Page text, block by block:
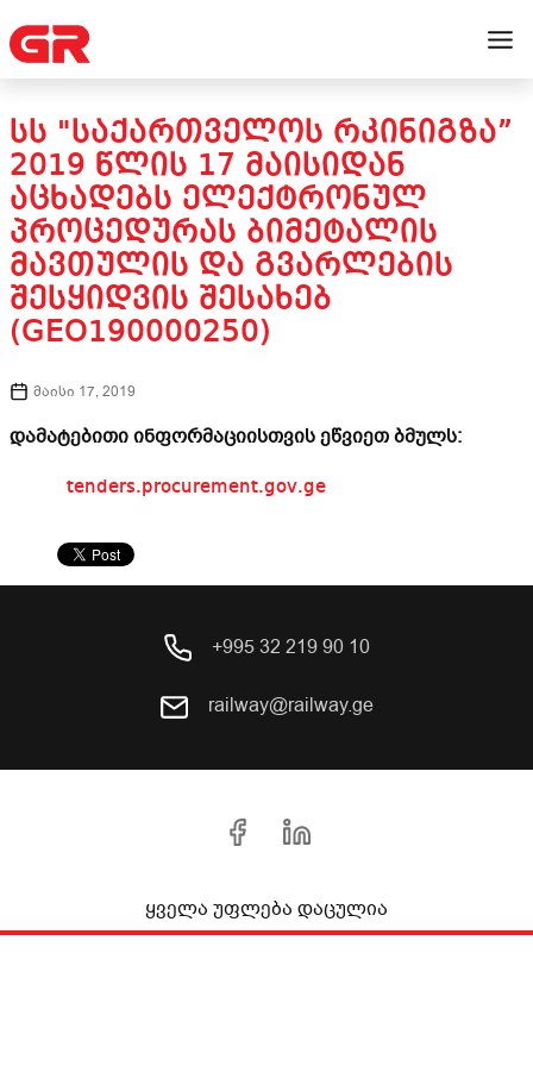
ᲡᲡ "ᲡᲐᲥᲐᲠᲗᲕᲔᲚᲝᲡ ᲠᲙᲘᲜᲘᲒᲖᲐ”
2019 ᲬᲚᲘᲡ 17 ᲛᲐᲘᲡᲘᲓᲐᲜ
ᲐᲪᲮᲐᲓᲔᲑᲡ ᲔᲚᲔᲥᲢᲠᲝᲜᲣᲚ
ᲞᲠᲝᲪᲔᲓᲣᲠᲐᲡ ᲑᲘᲛᲔᲢᲐᲚᲘᲡ
ᲛᲐᲕᲗᲣᲚᲘᲡ ᲓᲐ ᲒᲕᲐᲠᲚᲔᲑᲘᲡ
ᲨᲔᲡᲧᲘᲓᲕᲘᲡ ᲨᲔᲡᲐᲮᲔᲑ
(GEO190000250)
მაისი 17, 2019
დამატებითი ინფორმაციისთვის ეწვიეთ ბმულს:
tenders.procurement.gov.ge
+995 32 219 90 10
railway@railway.ge
ყველა უფლება დაცულია